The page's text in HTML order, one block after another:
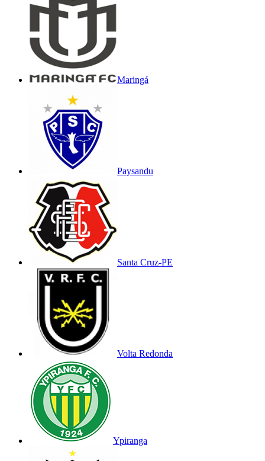
Maringá
Paysandu
Santa Cruz-PE
Volta Redonda
Ypiranga